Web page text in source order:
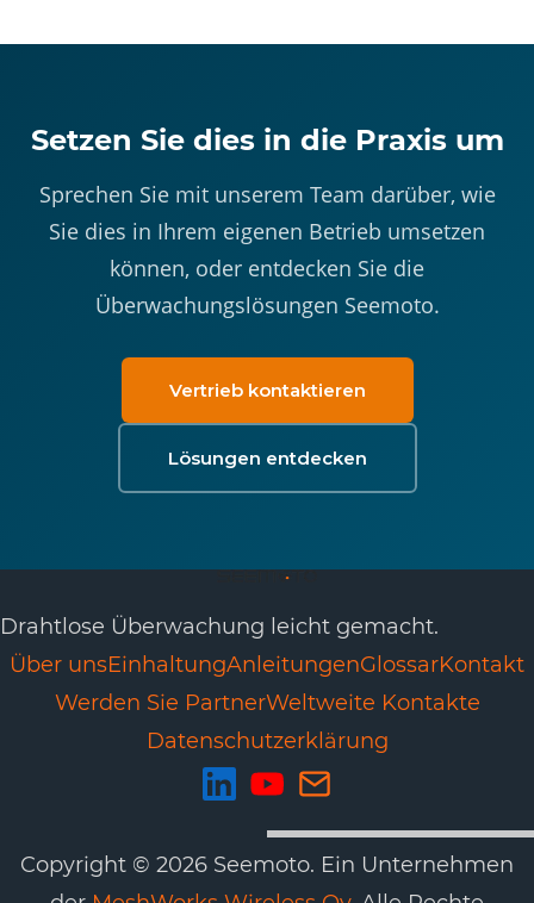
Setzen Sie dies in die Praxis um
Sprechen Sie mit unserem Team darüber, wie
Sie dies in Ihrem eigenen Betrieb umsetzen
können, oder entdecken Sie die
Überwachungslösungen Seemoto.
Vertrieb kontaktieren
Lösungen entdecken
Drahtlose Überwachung leicht gemacht.
Über unsEinhaltungAnleitungenGlossarKontakt
Werden Sie PartnerWeltweite Kontakte
Datenschutzerklärung
Copyright © 2026 Seemoto. Ein Unternehmen